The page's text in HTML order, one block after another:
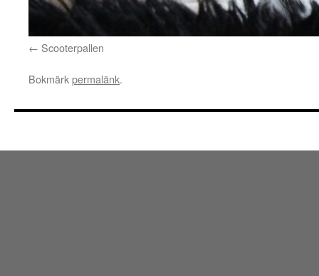
Scooterpallen
Bokmärkpermalänk.